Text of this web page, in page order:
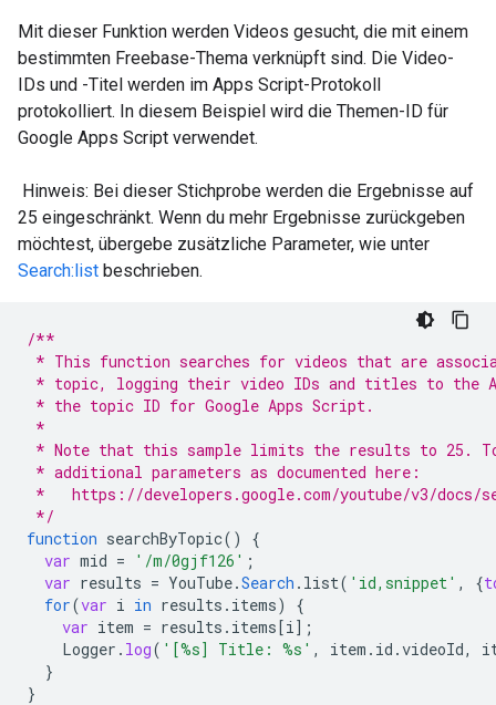
Mit dieser Funktion werden Videos gesucht, die mit einem
bestimmten Freebase-Thema verknüpft sind. Die Video-
IDs und -Titel werden im Apps Script-Protokoll
protokolliert. In diesem Beispiel wird die Themen-ID für
Google Apps Script verwendet.
Hinweis: Bei dieser Stichprobe werden die Ergebnisse auf
25 eingeschränkt. Wenn du mehr Ergebnisse zurückgeben
möchtest, übergebe zusätzliche Parameter, wie unter
Search:list beschrieben.
/**
* This function searches for videos that are
* topic, logging their video IDs and titles to the
* the topic ID for Google Apps Script.
*
* Note that this sample limits the results to 25.
* additional parameters as documented here:
*   https://developers.google.com/youtube/v3/docs/
*/
function searchByTopic()
{
var mid = '/m/0gjf126' ;
var results = YouTube.Search . list( 'id,snippet' , {
for(var i in results . items)
{
var item = results . items[i] ;
Logger . log( '[%s] Title: %s' , item . id .videoId,
}
}